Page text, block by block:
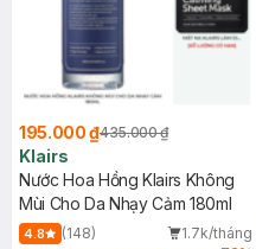
195.000 ₫435.000 ₫
Klairs
Nước Hoa Hồng Klairs Không
Mùi Cho Da Nhạy Cảm 180ml
4.8 (148)
1.7k/tháng